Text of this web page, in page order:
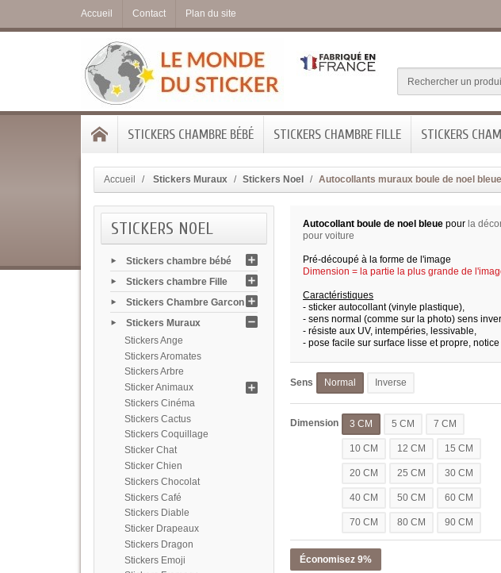
Accueil Contact Plan du site
STICKERS CHAMBRE BÉBÉ STICKERS CHAMBRE FILLE STICKERS
Accueil Stickers Muraux Stickers Noel Autocollants muraux boule de noel bleue
STICKERS NOEL
Stickers chambre bébé
Stickers chambre Fille
Stickers Chambre Garcon
Stickers Muraux
Stickers Ange
Stickers Aromates
Stickers Arbre
Sticker Animaux
Stickers Cinéma
Stickers Cactus
Stickers Coquillage
Sticker Chat
Sticker Chien
Stickers Chocolat
Stickers Café
Stickers Diable
Sticker Drapeaux
Stickers Dragon
Stickers Emoji
Autocollant boule de noel bleuepour la
pour voiture
Pré-découpé à la forme de l'image
Dimension = la partie la plus grande de
Caractéristiques
- sticker autocollant (vinyle plastique),
- sens normal (comme sur la photo) sens
- résiste aux UV, intempéries, lessivable,
- pose facile sur surface lisse et propre,
Sens Normal Inverse
Dimension 3 CM 5 CM 7 CM
10 CM 12 CM 15 CM
20 CM 25 CM 30 CM
40 CM 50 CM 60 CM
70 CM 80 CM 90 CM
Économisez 9%